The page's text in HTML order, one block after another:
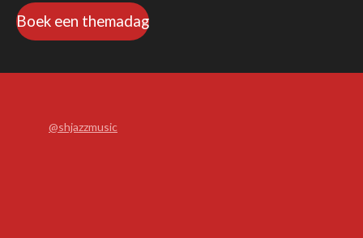
Boek een themadag
@shjazzmusic